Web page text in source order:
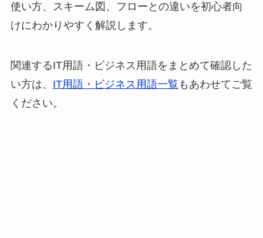
使い方、スキーム図、フローとの違いを初心者向
けにわかりやすく解説します。
関連するIT用語・ビジネス用語をまとめて確認した
い方は、 IT用語・ビジネス用語一覧 もあわせてご覧
ください。